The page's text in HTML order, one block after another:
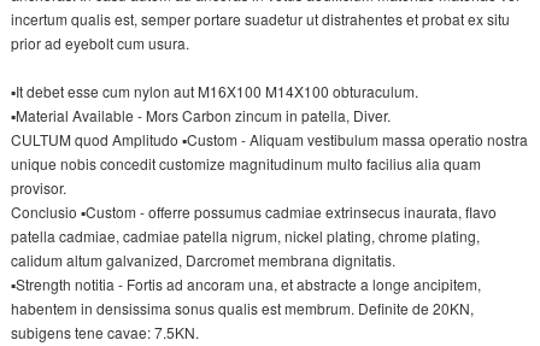
incertum qualis est, semper portare suadetur ut distrahentes et probat ex situ
prior ad eyebolt cum usura.
▪It debet esse cum nylon aut M16X100 M14X100 obturaculum.
▪Material Available - Mors Carbon zincum in patella, Diver.
CULTUM quod Amplitudo ▪Custom - Aliquam vestibulum massa operatio nostra
unique nobis concedit customize magnitudinum multo facilius alia quam
provisor.
Conclusio ▪Custom - offerre possumus cadmiae extrinsecus inaurata, flavo
patella cadmiae, cadmiae patella nigrum, nickel plating, chrome plating,
calidum altum galvanized, Darcromet membrana dignitatis.
▪Strength notitia - Fortis ad ancoram una, et abstracte a longe ancipitem,
habentem in densissima sonus qualis est membrum. Definite de 20KN,
subigens tene cavae: 7.5KN.